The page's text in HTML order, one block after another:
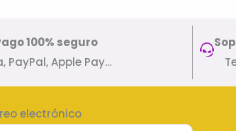
100% seguro
PayPal, Apple Pay…
electrónico